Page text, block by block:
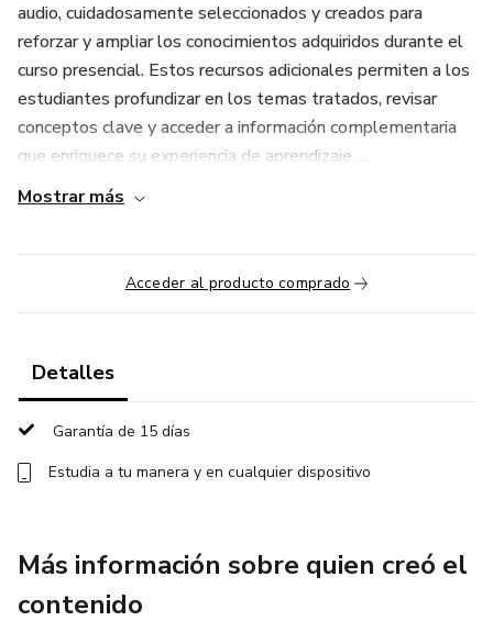
audio, cuidadosamente seleccionados y creados para
reforzar y ampliar los conocimientos adquiridos durante el
curso presencial. Estos recursos adicionales permiten a los
estudiantes profundizar en los temas tratados, revisar
conceptos clave y acceder a información complementaria
que enriquece su experiencia de aprendizaje. ...
Mostrar más
Acceder al producto comprado
Detalles
Garantía de 15 días
Estudia a tu manera y en cualquier dispositivo
Más información sobre quien creó el
contenido